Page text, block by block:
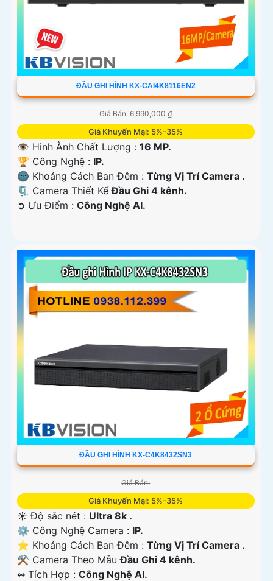
ĐẦU GHI HÌNH KX-CAI4K8116EN2
Giá Bán: 6,990,000 ₫
Giá Khuyến Mại: 5%-35%
👁 Hình Ành Chất Lượng : 16 MP.
🏆 Công Nghệ : IP.
🌚 Khoảng Cách Ban Đêm : Từng Vị Trí Camera .
🗜️ Camera Thiết KếĐầu Ghi 4 kênh.
️➲ Ưu Điểm : Công Nghệ AI.
ĐẦU GHI HÌNH KX-C4K8432SN3
Giá Bán:
Giá Khuyến Mại: 5%-35%
☀️ Độ sắc nét : Ultra 8k .
⚙ Công Nghệ Camera : IP.
⭐ Khoảng Cách Ban Đêm : Từng Vị Trí Camera .
⚒ Camera Theo MẫuĐầu Ghi 4 kênh.
️↭ Tích Hợp : Công Nghệ AI.